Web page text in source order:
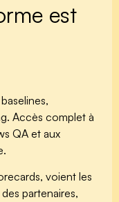
est
Accès complet à
QA et aux
voient les
partenaires,